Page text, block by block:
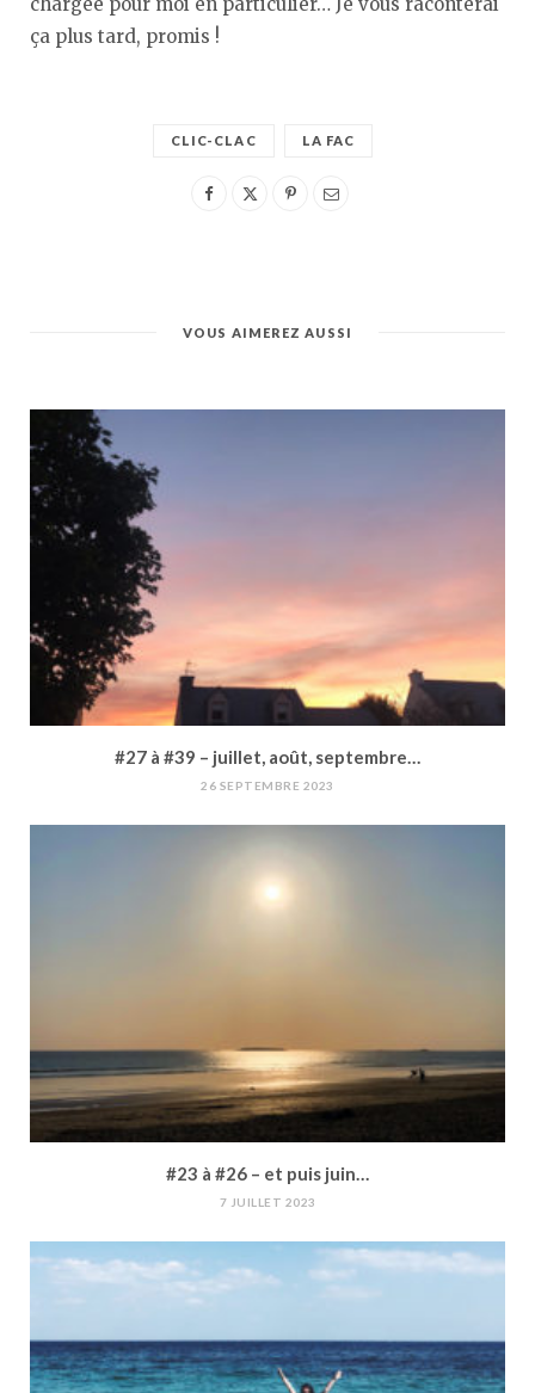
ça plus tard, promis !
CLIC-CLAC LA FAC
VOUS AIMEREZ AUSSI
#27 à #39 – juillet, août, septembre…
26 SEPTEMBRE 2023
#23 à #26 – et puis juin…
7 JUILLET 2023